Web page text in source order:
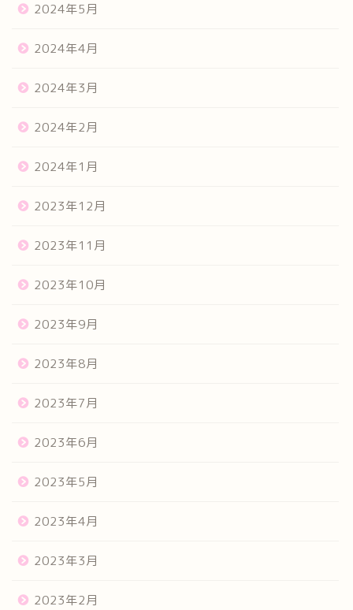
2024年5月
2024年4月
2024年3月
2024年2月
2024年1月
2023年12月
2023年11月
2023年10月
2023年9月
2023年8月
2023年7月
2023年6月
2023年5月
2023年4月
2023年3月
2023年2月